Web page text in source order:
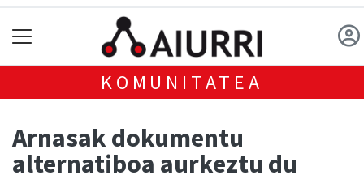
KOMUNITATEA
Arnasak dokumentu
alternatiboa aurkeztu du